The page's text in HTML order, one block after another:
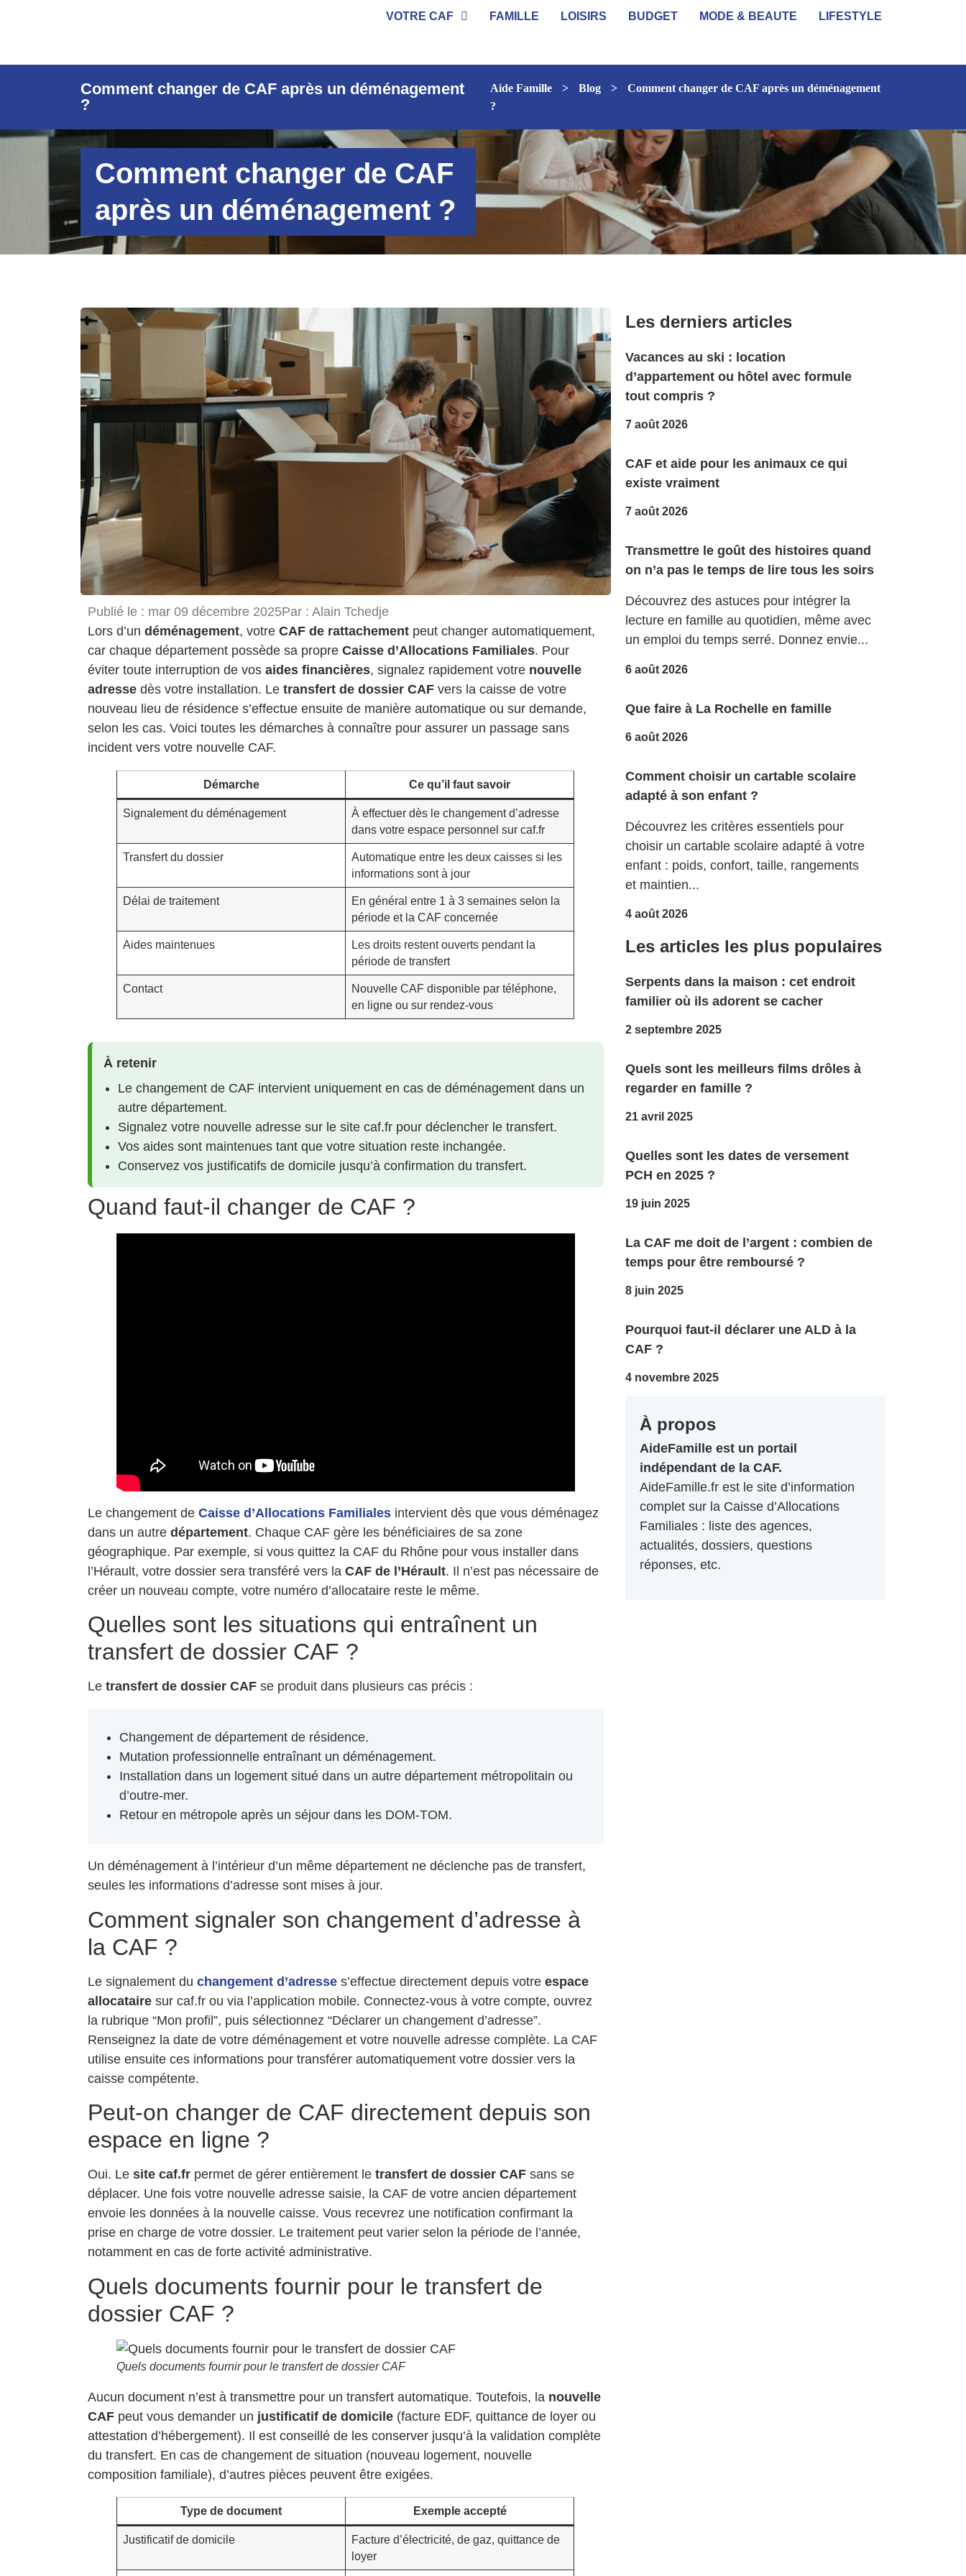
VOTRE CAF FAMILLE LOISIRS BUDGET MODE & BEAUTE LIFESTYLE
Comment changer de CAF après un déménagement
?
Aide Famille > Blog >
Comment changer de CAF après un déménagement
?
Comment changer de CAF
après un déménagement ?
Publié le : mar 09 décembre 2025Par : Alain Tchedje
Lors d’un déménagement, votre CAF de rattachement peut changer automatiquement,
car chaque département possède sa propre Caisse d’Allocations Familiales. Pour
éviter toute interruption de vos aides financières, signalez rapidement votre nouvelle
adresse dès votre installation. Le transfert de dossier CAF vers la caisse de votre
nouveau lieu de résidence s’effectue ensuite de manière automatique ou sur demande,
selon les cas. Voici toutes les démarches à connaître pour assurer un passage sans
incident vers votre nouvelle CAF.
Démarche Ce qu’il faut savoir
Signalement du déménagement
À effectuer dès le changement d’adresse
dans votre espace personnel sur caf.fr
Transfert du dossier
Automatique entre les deux caisses si les
informations sont à jour
Délai de traitement
En général entre 1 à 3 semaines selon la
période et la CAF concernée
Aides maintenues
Les droits restent ouverts pendant la
période de transfert
Contact
Nouvelle CAF disponible par téléphone,
en ligne ou sur rendez-vous
À retenir
Le changement de CAF intervient uniquement en cas de déménagement dans un
autre département.
Signalez votre nouvelle adresse sur le site caf.fr pour déclencher le transfert.
Vos aides sont maintenues tant que votre situation reste inchangée.
Conservez vos justificatifs de domicile jusqu’à confirmation du transfert.
Quand faut-il changer de CAF ?
Le changement de Caisse d’Allocations Familiales intervient dès que vous déménagez
dans un autre département. Chaque CAF gère les bénéficiaires de sa zone
géographique. Par exemple, si vous quittez la CAF du Rhône pour vous installer dans
l’Hérault, votre dossier sera transféré vers la CAF de l’Hérault. Il n’est pas nécessaire de
créer un nouveau compte, votre numéro d’allocataire reste le même.
Quelles sont les situations qui entraînent un
transfert de dossier CAF ?
Le transfert de dossier CAF se produit dans plusieurs cas précis :
Changement de département de résidence.
Mutation professionnelle entraînant un déménagement.
Installation dans un logement situé dans un autre département métropolitain ou
d’outre-mer.
Retour en métropole après un séjour dans les DOM-TOM.
Un déménagement à l’intérieur d’un même département ne déclenche pas de transfert,
seules les informations d’adresse sont mises à jour.
Comment signaler son changement d’adresse à
la CAF ?
Le signalement du changement d’adresse s’effectue directement depuis votre espace
allocataire sur caf.fr ou via l’application mobile. Connectez-vous à votre compte, ouvrez
la rubrique “Mon profil”, puis sélectionnez “Déclarer un changement d’adresse”.
Renseignez la date de votre déménagement et votre nouvelle adresse complète. La CAF
utilise ensuite ces informations pour transférer automatiquement votre dossier vers la
caisse compétente.
Peut-on changer de CAF directement depuis son
espace en ligne ?
Oui. Le site caf.fr permet de gérer entièrement le transfert de dossier CAF sans se
déplacer. Une fois votre nouvelle adresse saisie, la CAF de votre ancien département
envoie les données à la nouvelle caisse. Vous recevrez une notification confirmant la
prise en charge de votre dossier. Le traitement peut varier selon la période de l’année,
notamment en cas de forte activité administrative.
Quels documents fournir pour le transfert de
dossier CAF ?
Quels documents fournir pour le transfert de dossier CAF
Aucun document n’est à transmettre pour un transfert automatique. Toutefois, la nouvelle
CAF peut vous demander un justificatif de domicile (facture EDF, quittance de loyer ou
attestation d’hébergement). Il est conseillé de les conserver jusqu’à la validation complète
du transfert. En cas de changement de situation (nouveau logement, nouvelle
composition familiale), d’autres pièces peuvent être exigées.
Type de document Exemple accepté
Justificatif de domicile
Facture d’électricité, de gaz, quittance de
loyer
Les derniers articles
Vacances au ski : location
d’appartement ou hôtel avec formule
tout compris ?
7 août 2026
CAF et aide pour les animaux ce qui
existe vraiment
7 août 2026
Transmettre le goût des histoires quand
on n’a pas le temps de lire tous les soirs
Découvrez des astuces pour intégrer la
lecture en famille au quotidien, même avec
un emploi du temps serré. Donnez envie...
6 août 2026
Que faire à La Rochelle en famille
6 août 2026
Comment choisir un cartable scolaire
adapté à son enfant ?
Découvrez les critères essentiels pour
choisir un cartable scolaire adapté à votre
enfant : poids, confort, taille, rangements
et maintien...
4 août 2026
Les articles les plus populaires
Serpents dans la maison : cet endroit
familier où ils adorent se cacher
2 septembre 2025
Quels sont les meilleurs films drôles à
regarder en famille ?
21 avril 2025
Quelles sont les dates de versement
PCH en 2025 ?
19 juin 2025
La CAF me doit de l’argent : combien de
temps pour être remboursé ?
8 juin 2025
Pourquoi faut-il déclarer une ALD à la
CAF ?
4 novembre 2025
À propos
AideFamille est un portail
indépendant de la CAF.
AideFamille.fr est le site d’information
complet sur la Caisse d’Allocations
Familiales : liste des agences,
actualités, dossiers, questions
réponses, etc.